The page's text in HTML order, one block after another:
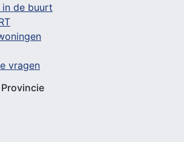
de buurt
vragen